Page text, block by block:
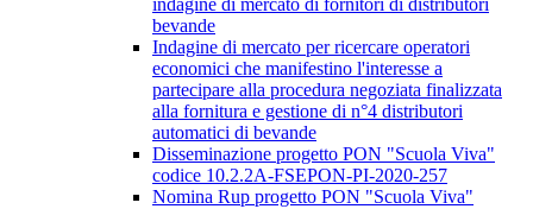
indagine di mercato di fornitori di distributori
bevande
Indagine di mercato per ricercare operatori
economici che manifestino l'interesse a
partecipare alla procedura negoziata finalizzata
alla fornitura e gestione di n°4 distributori
automatici di bevande
Disseminazione progetto PON "Scuola Viva"
codice 10.2.2A-FSEPON-PI-2020-257
Nomina Rup progetto PON "Scuola Viva"